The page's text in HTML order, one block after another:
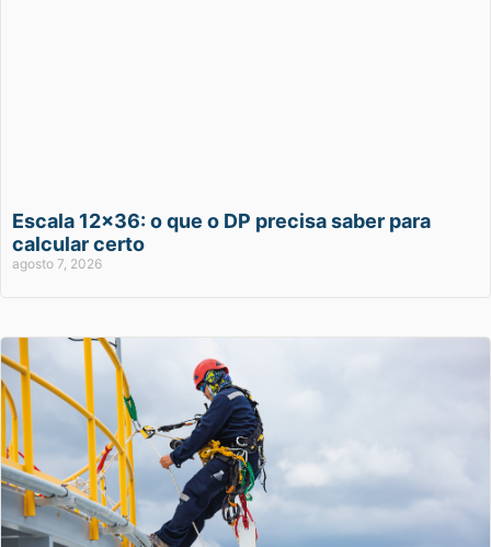
Escala 12×36: o que o DP precisa saber para
calcular certo
agosto 7, 2026